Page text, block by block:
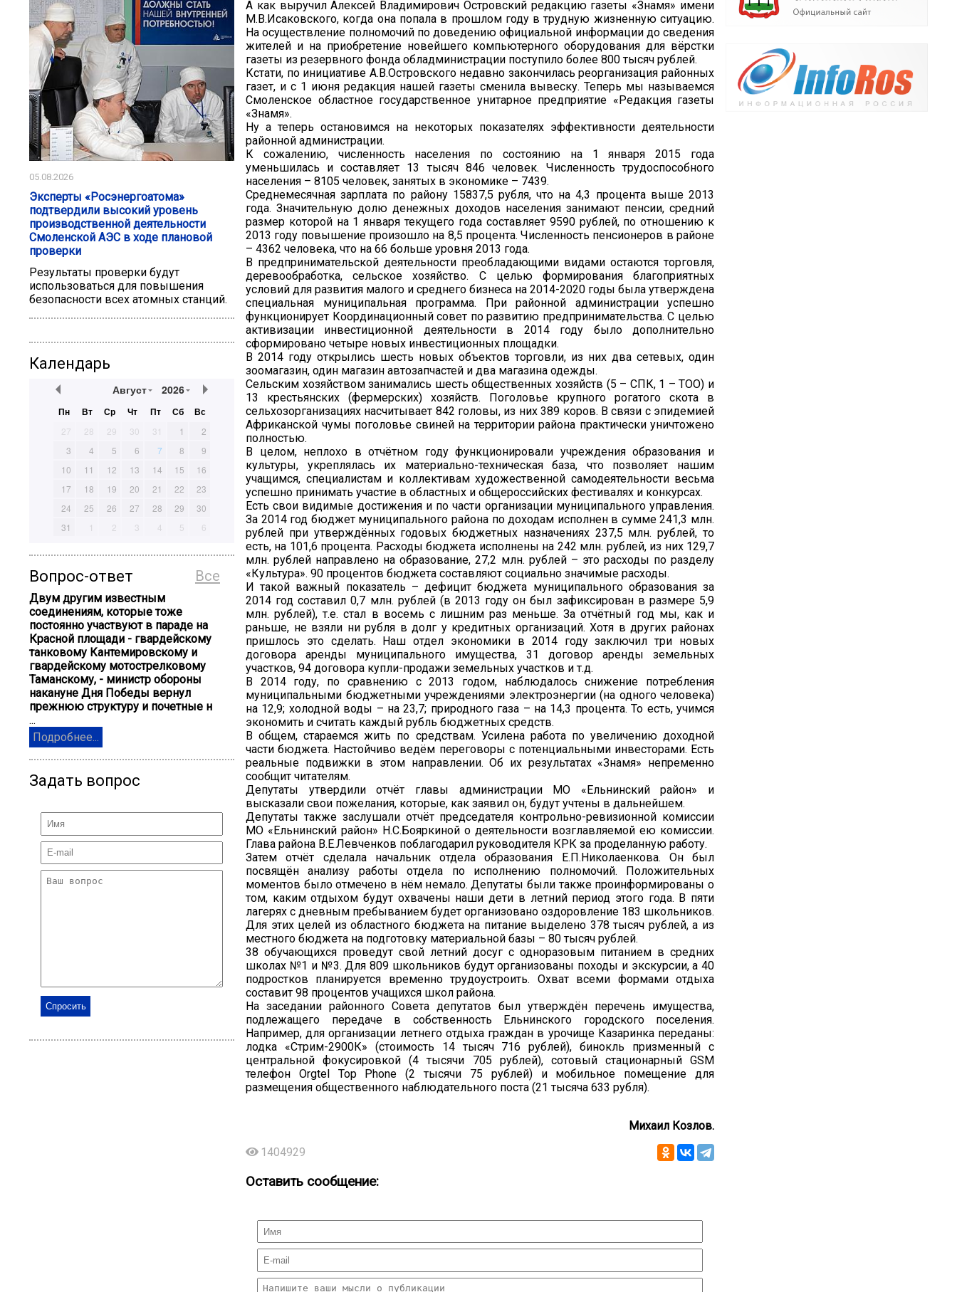
05.08.2026
Эксперты «Росэнергоатома»
подтвердили высокий уровень
производственной деятельности
Смоленской АЭС в ходе плановой
проверки
Результаты проверки будут
использоваться для повышения
безопасности всех атомных станций.
Календарь
Август 2026
Пн Вт Ср Чт Пт Сб Вс
27 28 29 30 31 1
2
3
4 5 6 7 8
9
10
11 12 13 14 15
16
17
18 19 20 21 22
23
24
25 26 27 28 29
30
31
1 2 3 4 5 6
Все
Вопрос-ответ
Двум другим известным
соединениям, которые тоже
постоянно участвуют в параде на
Красной площади - гвардейскому
танковому Кантемировскому и
гвардейскому мотострелковому
Таманскому, - министр обороны
накануне Дня Победы вернул
прежнюю структуру и почетные н
...
Подробнее...
Задать вопрос
А как выручил Алексей Владимирович Островский редакцию газеты «Знамя» имени
М.В.Исаковского, когда она попала в прошлом году в трудную жизненную ситуацию.
На осуществление полномочий по доведению официальной информации до сведения
жителей и на приобретение новейшего компьютерного оборудования для вёрстки
газеты из резервного фонда обладминистрации поступило более 800 тысяч рублей.
Кстати, по инициативе А.В.Островского недавно закончилась реорганизация районных
газет, и с 1 июня редакция нашей газеты сменила вывеску. Теперь мы называемся
Смоленское областное государственное унитарное предприятие «Редакция газеты
«Знамя».
Ну а теперь остановимся на некоторых показателях эффективности деятельности
районной администрации.
К сожалению, численность населения по состоянию на 1 января 2015 года
уменьшилась и составляет 13 тысяч 846 человек. Численность трудоспособного
населения – 8105 человек, занятых в экономике – 7439.
Среднемесячная зарплата по району 15837,5 рубля, что на 4,3 процента выше 2013
года. Значительную долю денежных доходов населения занимают пенсии, средний
размер которой на 1 января текущего года составляет 9590 рублей, по отношению к
2013 году повышение произошло на 8,5 процента. Численность пенсионеров в районе
– 4362 человека, что на 66 больше уровня 2013 года.
В предпринимательской деятельности преобладающими видами остаются торговля,
деревообработка, сельское хозяйство. С целью формирования благоприятных
условий для развития малого и среднего бизнеса на 2014-2020 годы была утверждена
специальная муниципальная программа. При районной администрации успешно
функционирует Координационный совет по развитию предпринимательства. С целью
активизации инвестиционной деятельности в 2014 году было дополнительно
сформировано четыре новых инвестиционных площадки.
В 2014 году открылись шесть новых объектов торговли, из них два сетевых, один
зоомагазин, один магазин автозапчастей и два магазина одежды.
Сельским хозяйством занимались шесть общественных хозяйств (5 – СПК, 1 – ТОО) и
13 крестьянских (фермерских) хозяйств. Поголовье крупного рогатого скота в
сельхозорганизациях насчитывает 842 головы, из них 389 коров. В связи с эпидемией
Африканской чумы поголовье свиней на территории района практически уничтожено
полностью.
В целом, неплохо в отчётном году функционировали учреждения образования и
культуры, укреплялась их материально-техническая база, что позволяет нашим
учащимся, специалистам и коллективам художественной самодеятельности весьма
успешно принимать участие в областных и общероссийских фестивалях и конкурсах.
Есть свои видимые достижения и по части организации муниципального управления.
За 2014 год бюджет муниципального района по доходам исполнен в сумме 241,3 млн.
рублей при утверждённых годовых бюджетных назначениях 237,5 млн. рублей, то
есть, на 101,6 процента. Расходы бюджета исполнены на 242 млн. рублей, из них 129,7
млн. рублей направлено на образование, 27,2 млн. рублей – это расходы по разделу
«Культура». 90 процентов бюджета составляют социально значимые расходы.
И такой важный показатель – дефицит бюджета муниципального образования за
2014 год составил 0,7 млн. рублей (в 2013 году он был зафиксирован в размере 5,9
млн. рублей), т.е. стал в восемь с лишним раз меньше. За отчётный год мы, как и
раньше, не взяли ни рубля в долг у кредитных организаций. Хотя в других районах
пришлось это сделать. Наш отдел экономики в 2014 году заключил три новых
договора аренды муниципального имущества, 31 договор аренды земельных
участков, 94 договора купли-продажи земельных участков и т.д.
В 2014 году, по сравнению с 2013 годом, наблюдалось снижение потребления
муниципальными бюджетными учреждениями электроэнергии (на одного человека)
на 12,9; холодной воды – на 23,7; природного газа – на 14,3 процента. То есть, учимся
экономить и считать каждый рубль бюджетных средств.
В общем, стараемся жить по средствам. Усилена работа по увеличению доходной
части бюджета. Настойчиво ведём переговоры с потенциальными инвесторами. Есть
реальные подвижки в этом направлении. Об их результатах «Знамя» непременно
сообщит читателям.
Депутаты утвердили отчёт главы администрации МО «Ельнинский район» и
высказали свои пожелания, которые, как заявил он, будут учтены в дальнейшем.
Депутаты также заслушали отчёт председателя контрольно-ревизионной комиссии
МО «Ельнинский район» Н.С.Бояркиной о деятельности возглавляемой ею комиссии.
Глава района В.Е.Левченков поблагодарил руководителя КРК за проделанную работу.
Затем отчёт сделала начальник отдела образования Е.П.Николаенкова. Он был
посвящён анализу работы отдела по исполнению полномочий. Положительных
моментов было отмечено в нём немало. Депутаты были также проинформированы о
том, каким отдыхом будут охвачены наши дети в летний период этого года. В пяти
лагерях с дневным пребыванием будет организовано оздоровление 183 школьников.
Для этих целей из областного бюджета на питание выделено 378 тысяч рублей, а из
местного бюджета на подготовку материальной базы – 80 тысяч рублей.
38 обучающихся проведут свой летний досуг с одноразовым питанием в средних
школах №1 и №3. Для 809 школьников будут организованы походы и экскурсии, а 40
подростков планируется временно трудоустроить. Охват всеми формами отдыха
составит 98 процентов учащихся школ района.
На заседании районного Совета депутатов был утверждён перечень имущества,
подлежащего передаче в собственность Ельнинского городского поселения.
Например, для организации летнего отдыха граждан в урочище Казаринка переданы:
лодка «Стрим-2900К» (стоимость 14 тысяч 716 рублей), бинокль призменный с
центральной фокусировкой (4 тысячи 705 рублей), сотовый стационарный GSM
телефон Orgtel Top Phone (2 тысячи 75 рублей) и мобильное помещение для
размещения общественного наблюдательного поста (21 тысяча 633 рубля).
Михаил Козлов.
1404929
Оставить сообщение: